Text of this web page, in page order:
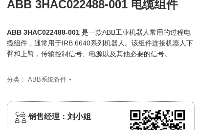
ABB 3HAC022488-001 电缆组件
ABB 3HAC022488-001是一款ABB工业机器人常用的过程电
缆组件，通常用于IRB 6640系列机器人。该组件连接机器人下
臂和上臂，传输控制信号、电源以及其他必要的信号。
分类： ABB系统备件
销售经理：刘小姐